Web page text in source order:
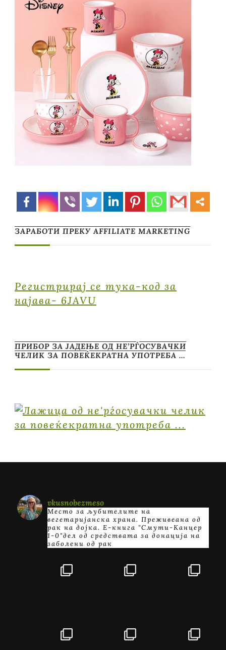
ЗАРАБОТИ ПРЕКУ AFFILIATE MARKETING
Регистрирај се тука-код за
најава- 6JAVU
ПРИБОР ЗА ЈАДЕЊЕ ОД НЕ’РЃОСУВАЧКИ
ЧЕЛИК ЗА ПОВЕЌЕКРАТНА УПОТРЕБА …
vkusnobezmeso
Место за љубителите на
вегетаријанска храна. Преживеана од
рак на дојка. E-книга "Смути-Канцер
1-0"дел од средствата за донација на
заболени од рак